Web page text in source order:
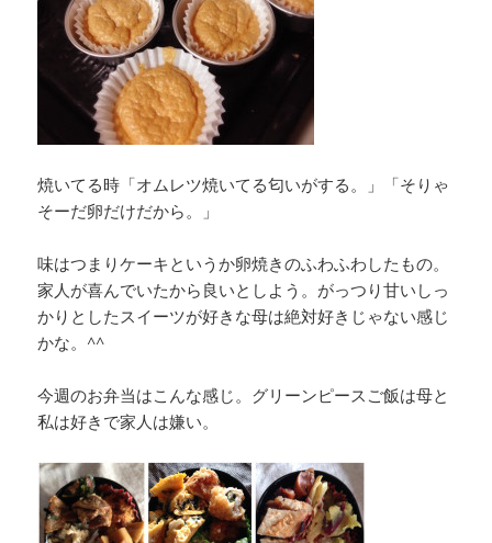
焼いてる時「オムレツ焼いてる匂いがする。」「そりゃ
そーだ卵だけだから。」
味はつまりケーキというか卵焼きのふわふわしたもの。
家人が喜んでいたから良いとしよう。がっつり甘いしっ
かりとしたスイーツが好きな母は絶対好きじゃない感じ
かな。^^
今週のお弁当はこんな感じ。グリーンピースご飯は母と
私は好きで家人は嫌い。